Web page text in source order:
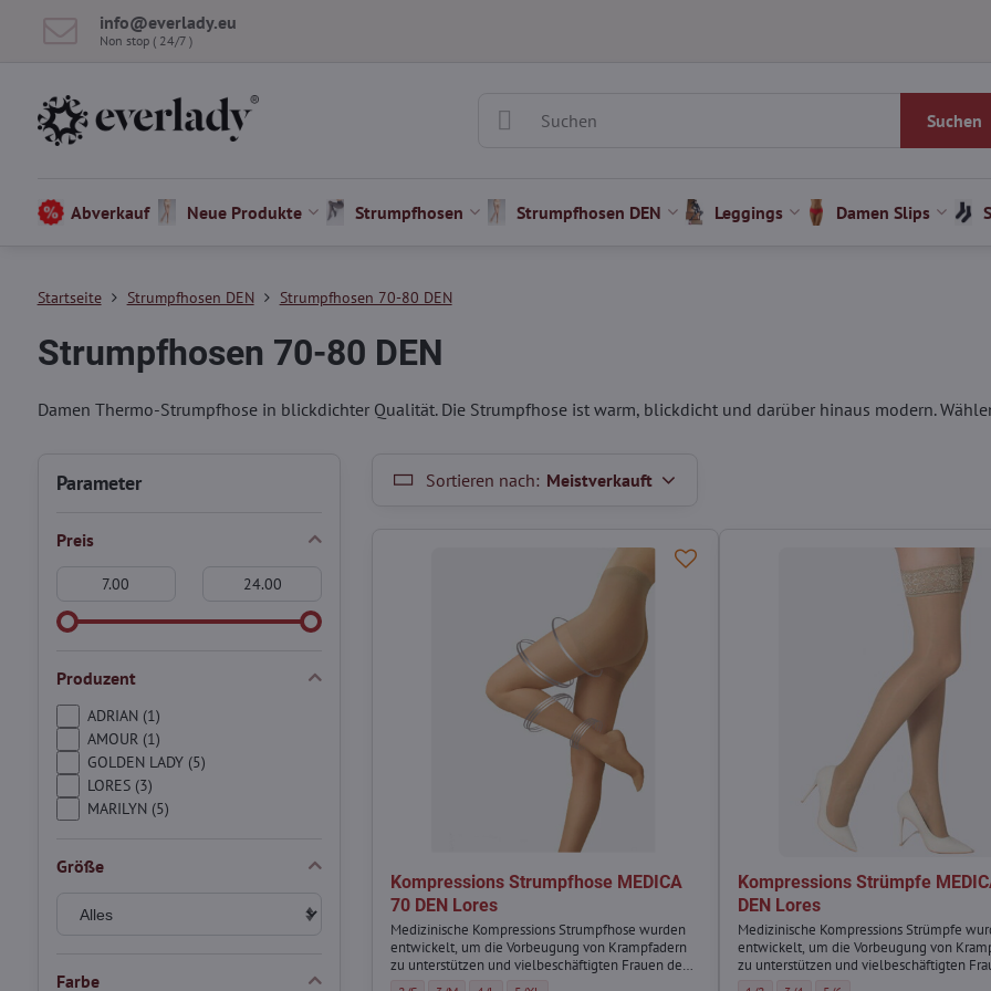
info​@everlady​.eu
Non stop ( 24/7 )
Suchen
Abverkauf Neue Produkte Strumpfhosen Strumpfhosen DEN Leggings Damen Slips
Startseite Strumpfhosen DEN Strumpfhosen 70-80 DEN
Strumpfhosen 70-80 DEN
Damen Thermo-Strumpfhose in blickdichter Qualität. Die Strumpfhose ist warm, blickdicht und darüber hinaus modern.
Sortieren nach: Meistverkauft
Kompressions Strumpfhose MEDICA
70 DEN Lores
Medizinische Kompressions Strumpfhose wurden
entwickelt, um die Vorbeugung von Krampfadern
zu unterstützen und vielbeschäftigten Frauen den
Kompressions Strümpfe
DEN Lores
Medizinische Kompressions Strümpfe
entwickelt, um die Vorbeugung von
zu unterstützen und vielbeschäftigten
Parameter
Preis
Produzent
ADRIAN (1)
AMOUR (1)
GOLDEN LADY (5)
LORES (3)
MARILYN (5)
Größe
Farbe